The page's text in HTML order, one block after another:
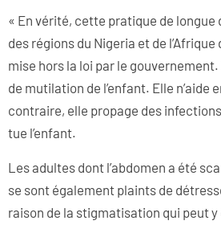
« En vérité, cette pratique de longue
des régions du Nigeria et de
mise hors la loi par le gouvernement.
de mutilation de l’enfant. Elle n’aide
contraire, elle propage des
tue l’enfant.
Les adultes dont l’abdomen a été
se sont également plaints de
raison de la stigmatisation qui peut